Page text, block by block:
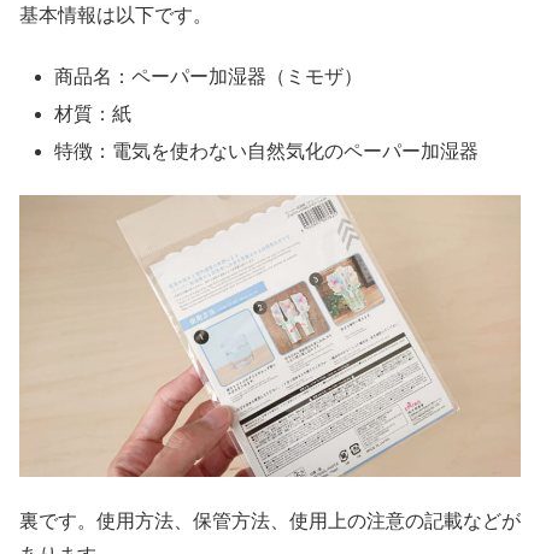
基本情報は以下です。
商品名：ペーパー加湿器（ミモザ）
材質：紙
特徴：電気を使わない自然気化のペーパー加湿器
裏です。使用方法、保管方法、使用上の注意の記載などが